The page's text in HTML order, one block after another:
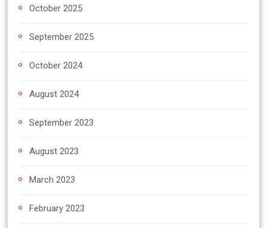
October 2025
September 2025
October 2024
August 2024
September 2023
August 2023
March 2023
February 2023